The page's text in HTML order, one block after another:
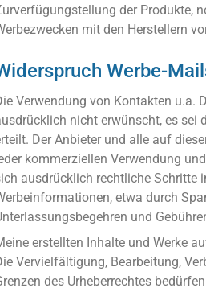
der Produkte,
mit den Herstellern
Werbe-
Verwendung von Kontakten u.a.
nicht erwünscht, es sei
Der Anbieter und alle auf
kommerziellen Verwendung
ausdrücklich rechtliche Schritte
etwa durch
und
erstellten Inhalte und Werke
Vervielfältigung, Bearbeitung,
des Urheberrechtes